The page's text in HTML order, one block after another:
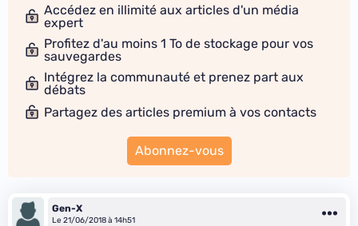
Accédez en illimité aux articles d'un média
expert
Profitez d'au moins 1 To de stockage pour vos
sauvegardes
Intégrez la communauté et prenez part aux
débats
Partagez des articles premium à vos contacts
Abonnez-vous
Gen-X
Le 21/06/2018 à 14h51